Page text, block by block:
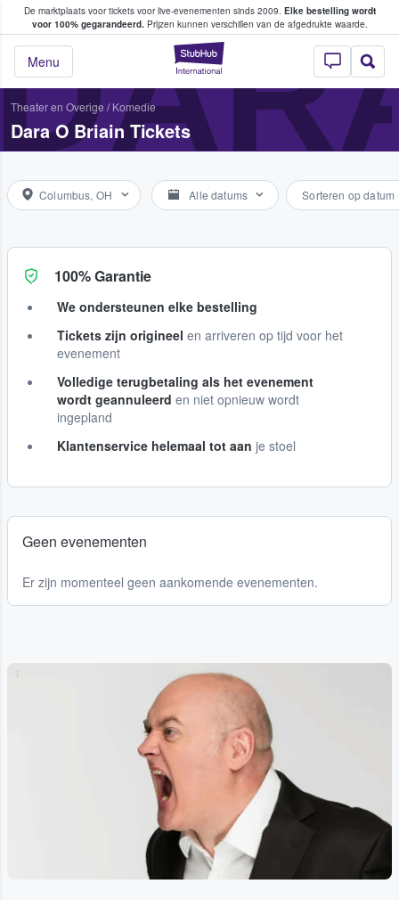
De marktplaats voor tickets voor live-evenementen sinds 2009. Elke bestelling wordt
voor 100% gegarandeerd.Prijzen kunnen verschillen van de afgedrukte waarde.
StubHub: waar
Menu
tickets kopen en verkopen
Theater en Overige / Komedie
Dara O Briain Tickets
Columbus, OH Alle datums Sorteren op datum
100% Garantie
We ondersteunen elke bestelling
Tickets zijn origineel en arriveren op tijd voor het
evenement
Volledige terugbetaling als het evenement
wordt geannuleerd en niet opnieuw wordt
ingepland
Klantenservice helemaal tot aan je stoel
Geen evenementen
Er zijn momenteel geen aankomende evenementen.